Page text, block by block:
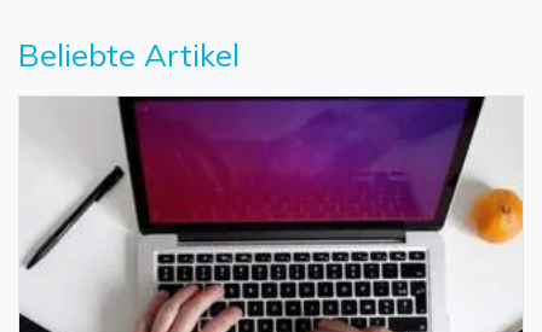
Beliebte Artikel